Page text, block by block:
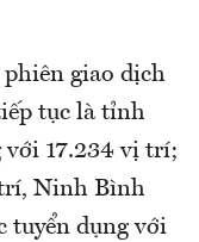
giao dịch
tục là tỉnh
với 17.234 vị trí;
trí, Ninh Bình
tuyển dụng với